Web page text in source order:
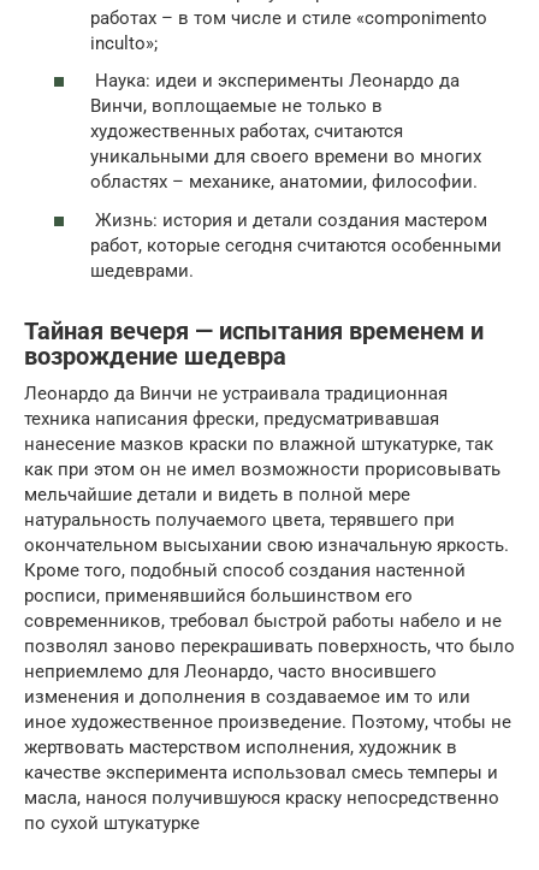
работах – в том числе и стиле «componimento
inculto»;
Наука: идеи и эксперименты Леонардо да
Винчи, воплощаемые не только в
художественных работах, считаются
уникальными для своего времени во многих
областях – механике, анатомии, философии.
Жизнь: история и детали создания мастером
работ, которые сегодня считаются особенными
шедеврами.
Тайная вечеря — испытания временем и
возрождение шедевра
Леонардо да Винчи не устраивала традиционная
техника написания фрески, предусматривавшая
нанесение мазков краски по влажной штукатурке, так
как при этом он не имел возможности прорисовывать
мельчайшие детали и видеть в полной мере
натуральность получаемого цвета, терявшего при
окончательном высыхании свою изначальную яркость.
Кроме того, подобный способ создания настенной
росписи, применявшийся большинством его
современников, требовал быстрой работы набело и не
позволял заново перекрашивать поверхность, что было
неприемлемо для Леонардо, часто вносившего
изменения и дополнения в создаваемое им то или
иное художественное произведение. Поэтому, чтобы не
жертвовать мастерством исполнения, художник в
качестве эксперимента использовал смесь темперы и
масла, нанося получившуюся краску непосредственно
по сухой штукатурке